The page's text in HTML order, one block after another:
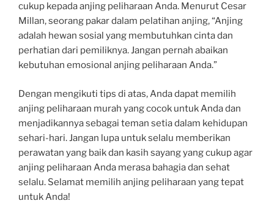
cukup kepada anjing peliharaan Anda. Menurut Cesar
Millan, seorang pakar dalam pelatihan anjing, “Anjing
adalah hewan sosial yang membutuhkan cinta dan
perhatian dari pemiliknya. Jangan pernah abaikan
kebutuhan emosional anjing peliharaan Anda.”
Dengan mengikuti tips di atas, Anda dapat memilih
anjing peliharaan murah yang cocok untuk Anda dan
menjadikannya sebagai teman setia dalam kehidupan
sehari-hari. Jangan lupa untuk selalu memberikan
perawatan yang baik dan kasih sayang yang cukup agar
anjing peliharaan Anda merasa bahagia dan sehat
selalu. Selamat memilih anjing peliharaan yang tepat
untuk Anda!